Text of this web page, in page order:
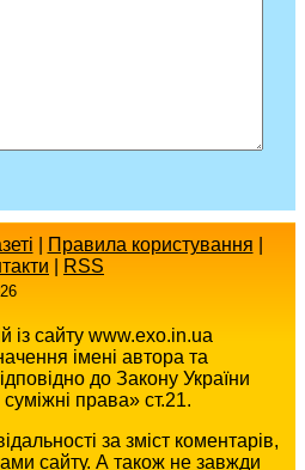
Правила користування
RSS
із сайту www.exo.in.ua
імені автора та
до Закону України
права» ст.21.
за зміст коментарів,
сайту. А також не завжди